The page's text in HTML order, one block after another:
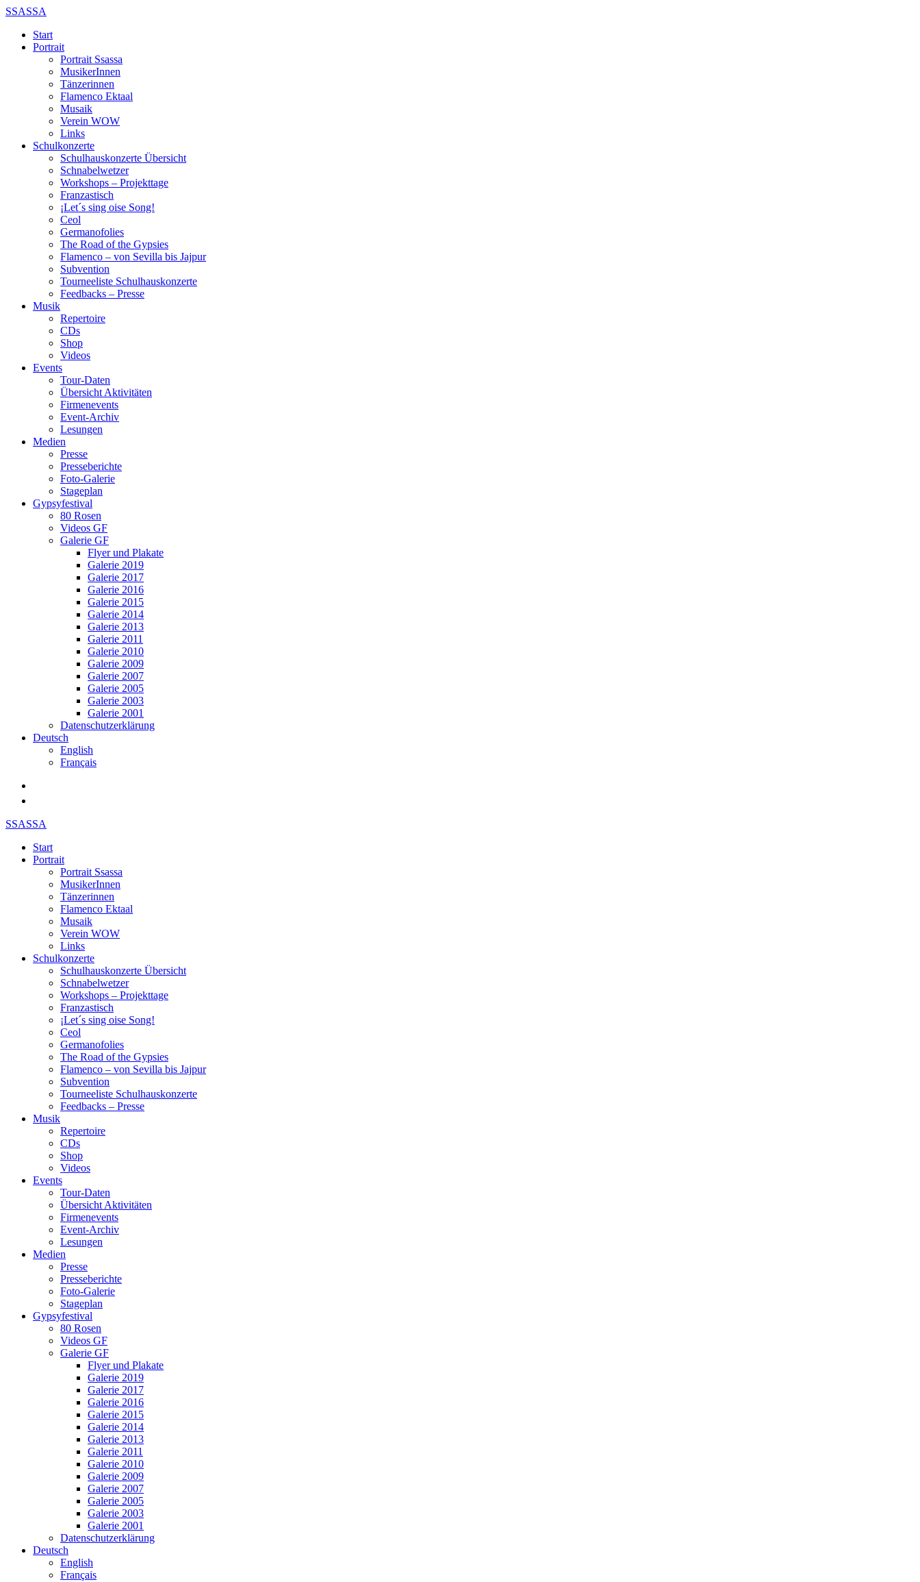
SSASSA
Start
Portrait
Portrait Ssassa
MusikerInnen
Tänzerinnen
Flamenco Ektaal
Musaik
Verein WOW
Links
Schulkonzerte
Schulhauskonzerte Übersicht
Schnabelwetzer
Workshops – Projekttage
Franzastisch
¡Let´s sing oise Song!
Ceol
Germanofolies
The Road of the Gypsies
Flamenco – von Sevilla bis Jajpur
Subvention
Tourneeliste Schulhauskonzerte
Feedbacks – Presse
Musik
Repertoire
CDs
Shop
Videos
Events
Tour-Daten
Übersicht Aktivitäten
Firmenevents
Event-Archiv
Lesungen
Medien
Presse
Presseberichte
Foto-Galerie
Stageplan
Gypsyfestival
80 Rosen
Videos GF
Galerie GF
Flyer und Plakate
Galerie 2019
Galerie 2017
Galerie 2016
Galerie 2015
Galerie 2014
Galerie 2013
Galerie 2011
Galerie 2010
Galerie 2009
Galerie 2007
Galerie 2005
Galerie 2003
Galerie 2001
Datenschutzerklärung
Deutsch
English
Français
SSASSA
Start
Portrait
Portrait Ssassa
MusikerInnen
Tänzerinnen
Flamenco Ektaal
Musaik
Verein WOW
Links
Schulkonzerte
Schulhauskonzerte Übersicht
Schnabelwetzer
Workshops – Projekttage
Franzastisch
¡Let´s sing oise Song!
Ceol
Germanofolies
The Road of the Gypsies
Flamenco – von Sevilla bis Jajpur
Subvention
Tourneeliste Schulhauskonzerte
Feedbacks – Presse
Musik
Repertoire
CDs
Shop
Videos
Events
Tour-Daten
Übersicht Aktivitäten
Firmenevents
Event-Archiv
Lesungen
Medien
Presse
Presseberichte
Foto-Galerie
Stageplan
Gypsyfestival
80 Rosen
Videos GF
Galerie GF
Flyer und Plakate
Galerie 2019
Galerie 2017
Galerie 2016
Galerie 2015
Galerie 2014
Galerie 2013
Galerie 2011
Galerie 2010
Galerie 2009
Galerie 2007
Galerie 2005
Galerie 2003
Galerie 2001
Datenschutzerklärung
Deutsch
English
Français